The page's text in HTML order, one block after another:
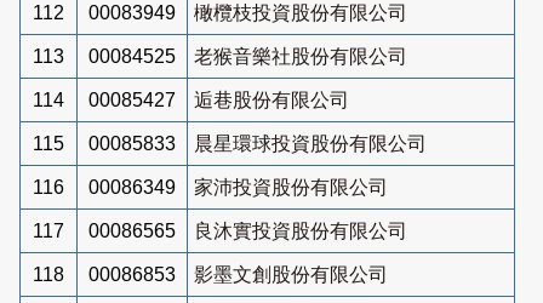
112 00083949 橄欖枝投資股份有限公司
113 00084525 老猴音樂社股份有限公司
114 00085427 逅巷股份有限公司
115 00085833 晨星環球投資股份有限公司
116 00086349 家沛投資股份有限公司
117 00086565 良沐實投資股份有限公司
118 00086853 影墨文創股份有限公司